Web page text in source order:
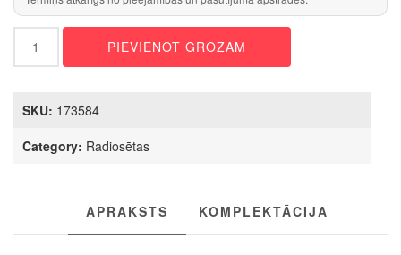
DOGTRA
GPS
SĒTA
PIEVIENOT GROZAM
SKU: 173584
Category: Radiosētas
APRAKSTS KOMPLEKTĀCIJA